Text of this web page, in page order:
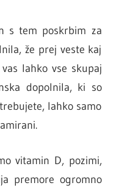
s tem poskrbim za
že prej veste kaj
lahko vse skupaj
dopolnila, ki so
lahko samo
vitamin D, pozimi,
premore ogromno